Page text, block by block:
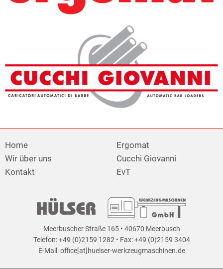
Home
Wir über uns
Kontakt
Ergomat
Cucchi Giovanni
EvT
Meerbuscher Straße 165 • 40670 Meerbusch
Telefon: +49 (0)2159 1282 • Fax: +49 (0)2159 3404
E-Mail: office[at]huelser-werkzeugmaschinen.de